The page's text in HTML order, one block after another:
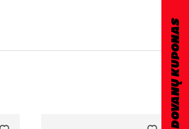
DOVANŲ KUPONAS